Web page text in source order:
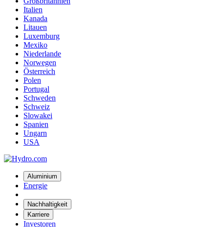
Italien
Kanada
Litauen
Luxemburg
Mexiko
Niederlande
Norwegen
Österreich
Polen
Portugal
Schweden
Schweiz
Slowakei
Spanien
Ungarn
USA
Aluminium
Energie
Nachhaltigkeit
Karriere
Investoren